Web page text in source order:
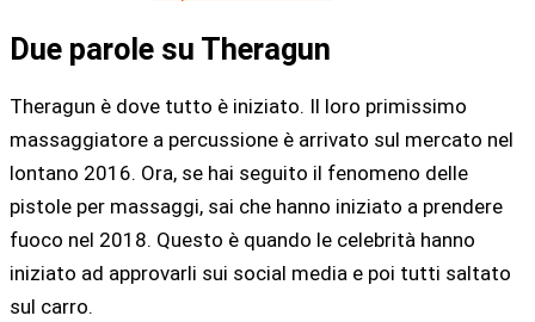
Due parole su Theragun
Theragun è dove tutto è iniziato. Il loro primissimo
massaggiatore a percussione è arrivato sul mercato nel
lontano 2016. Ora, se hai seguito il fenomeno delle
pistole per massaggi, sai che hanno iniziato a prendere
fuoco nel 2018. Questo è quando le celebrità hanno
iniziato ad approvarli sui social media e poi tutti saltato
sul carro.